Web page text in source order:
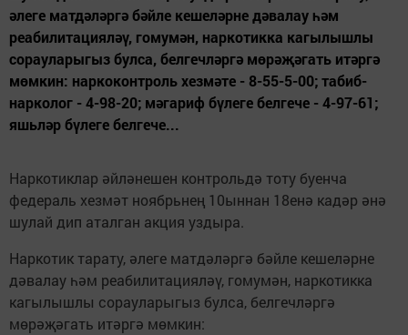
әлеге матдәләргә бәйле кешеләрне дәвалау һәм
реабилитацияләү, гомумән, наркотикка кагылышлы
сорауларыгыз булса, белгечләргә мөрәҗәгать итәргә
мөмкин: наркоконтроль хезмәте - 8-55-5-00; табиб-
нарколог - 4-98-20; мәгариф бүлеге белгече - 4-97-61;
яшьләр бүлеге белгече...
Наркотиклар әйләнешен контрольдә тоту буенча
федераль хезмәт ноябрьнең 10ыннан 18енә кадәр әнә
шулай дип аталган акция уздыра.
Наркотик тарату, әлеге матдәләргә бәйле кешеләрне
дәвалау һәм реабилитацияләү, гомумән, наркотикка
кагылышлы сорауларыгыз булса, белгечләргә
мөрәҗәгать итәргә мөмкин: